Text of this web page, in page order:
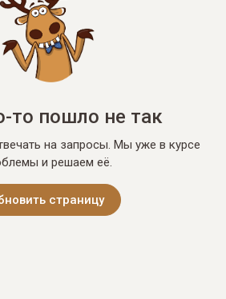
то пошло не так
на запросы. Мы уже в курсе
и решаем её.
страницу